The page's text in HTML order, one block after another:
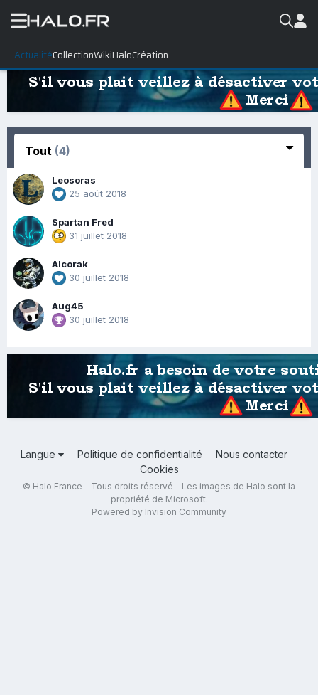
ActualitéCollectionWikiHaloCréation
Tout (4)
Leosoras
25 août 2018
Spartan Fred
31 juillet 2018
Alcorak
30 juillet 2018
Aug45
30 juillet 2018
Langue Politique de confidentialité
Nous contacter
Cookies
© Halo France - Tous droits réservé - Les images de Halo sont la
propriété de Microsoft.
Powered by Invision Community